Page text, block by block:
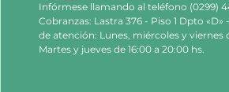
Infórmese llamando al teléfono (0299)
Cobranzas: Lastra 376 - Piso 1 Dpto
de atención: Lunes, miércoles y viernes
Martes y jueves de 16:00 a 20:00 hs.